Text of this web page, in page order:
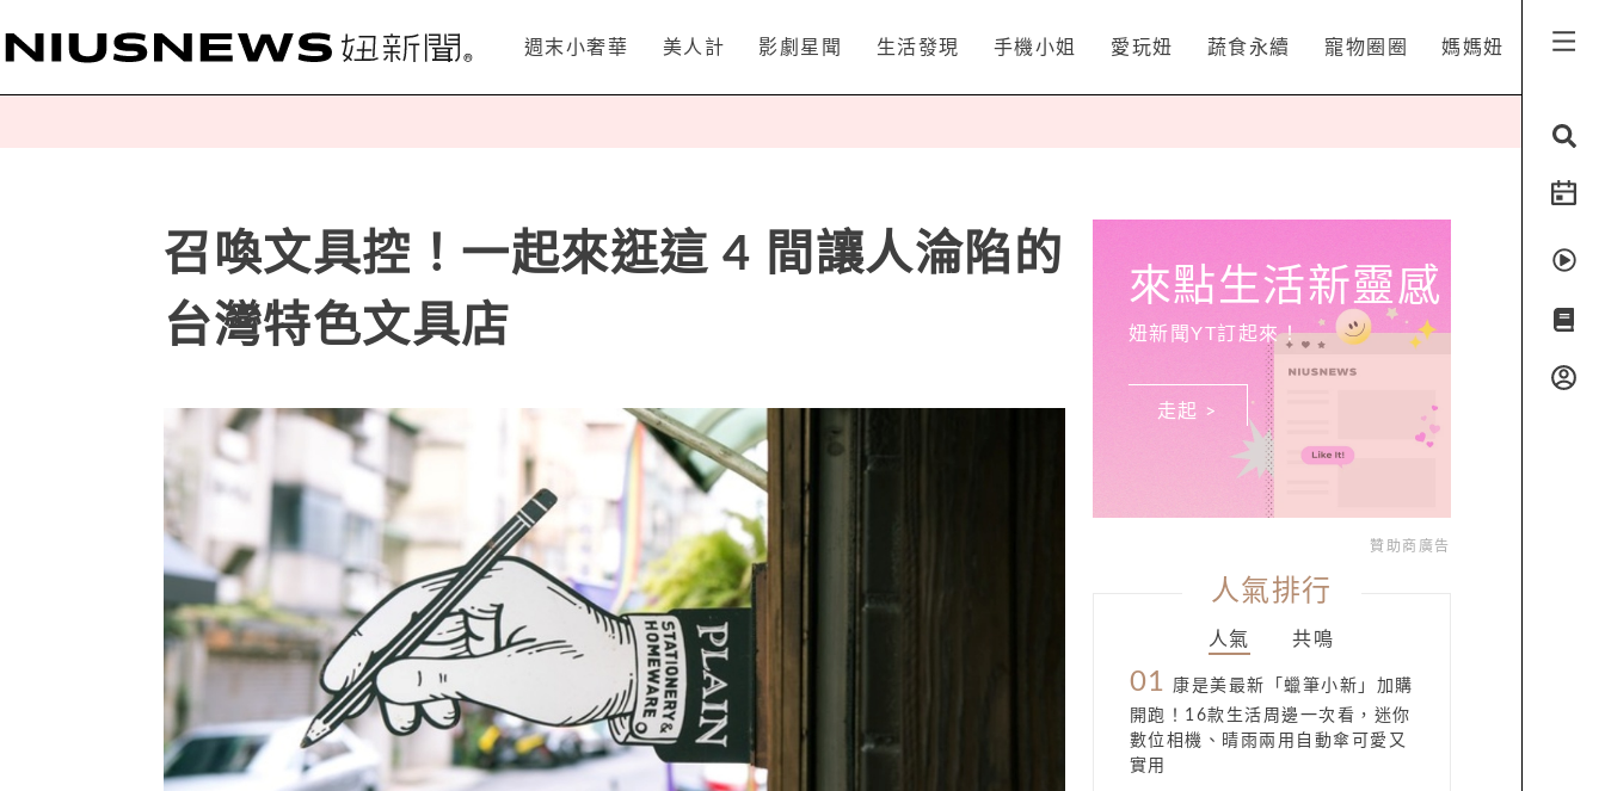
週末小奢華 美人計 影劇星聞 生活發現 手機小姐 愛玩妞 蔬食永續 寵物圈圈 媽媽妞
召喚文具控！一起來逛這 4 間讓人淪陷的
台灣特色文具店
來點生活新靈感
妞新聞YT訂起來！
走起 >
贊助商廣告
人氣排行
人氣 共鳴
01
康是美最新「蠟筆小新」加購
開跑！16款生活周邊一次看，迷你
數位相機、晴雨兩用自動傘可愛又
實用